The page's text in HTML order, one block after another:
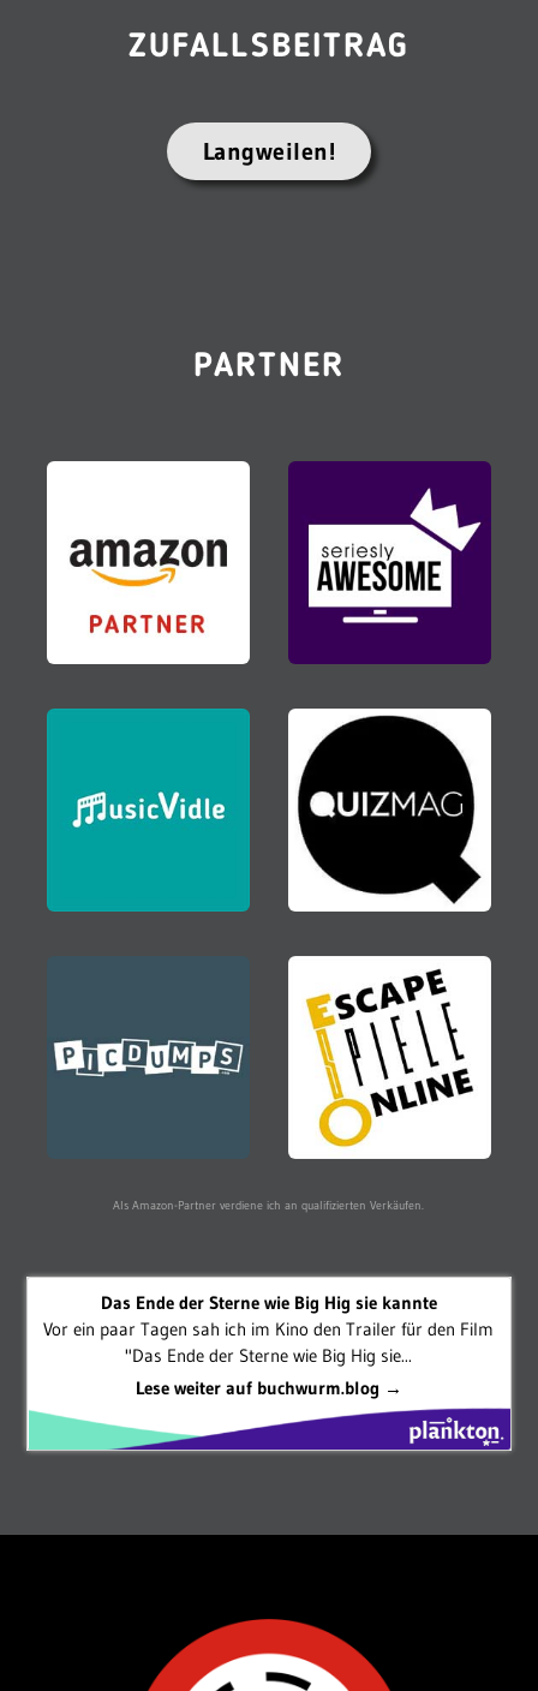
ZUFALLSBEITRAG
Langweilen!
PARTNER
Als Amazon-Partner verdiene ich an qualifizierten Verkäufen.
Das Ende der Sterne wie Big Hig sie kannte
Vor ein paar Tagen sah ich im Kino den Trailer für den Film
"Das Ende der Sterne wie Big Hig sie...
Lese weiter auf buchwurm.blog →